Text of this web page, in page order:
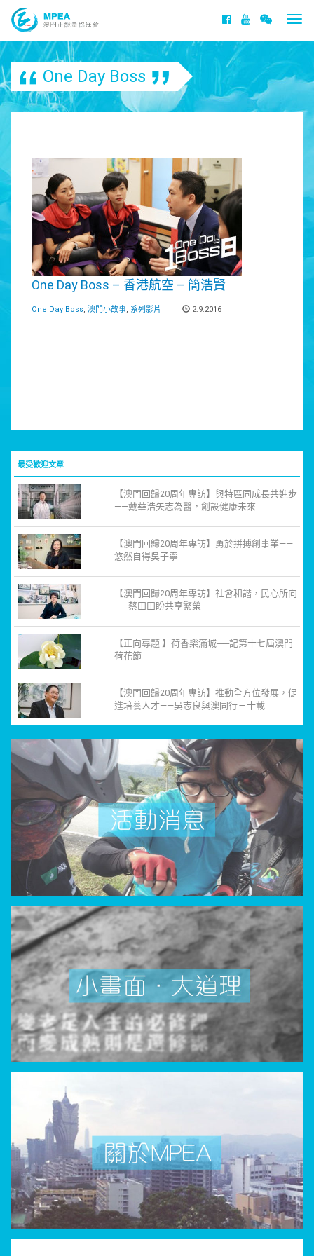
One Day Boss
One Day Boss – 香港航空 – 簡浩賢
One Day Boss, 澳門小故事, 系列影片 2.9.2016
最受歡迎文章
【澳門回歸20周年專訪】與特區同成長共進步
——戴華浩矢志為醫，創設健康未來
【澳門回歸20周年專訪】勇於拼搏創事業——
悠然自得吳子寧
【澳門回歸20周年專訪】社會和諧，民心所向
——蔡田田盼共享繁榮
【正向專題 】荷香樂滿城──記第十七屆澳門
荷花節
【澳門回歸20周年專訪】推動全方位發展，促
進培養人才——吳志良與澳同行三十載